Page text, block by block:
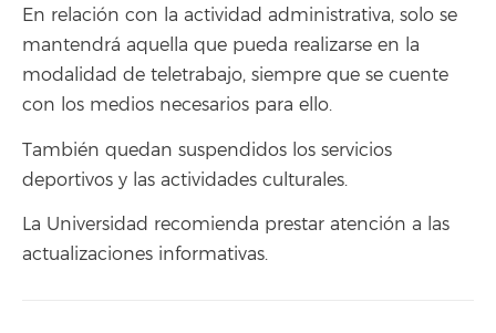
En relación con la actividad administrativa, solo se
mantendrá aquella que pueda realizarse en la
modalidad de teletrabajo, siempre que se cuente
con los medios necesarios para ello.
También quedan suspendidos los servicios
deportivos y las actividades culturales.
La Universidad recomienda prestar atención a las
actualizaciones informativas.